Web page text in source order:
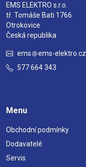
EMS ELEKTRO s.r.o.
tř. Tomáše Bati 1766
Otrokovice
Česká republika
ems
ems-elektro.cz
577 664 343
Menu
Obchodní podmínky
Dodavatelé
Servis